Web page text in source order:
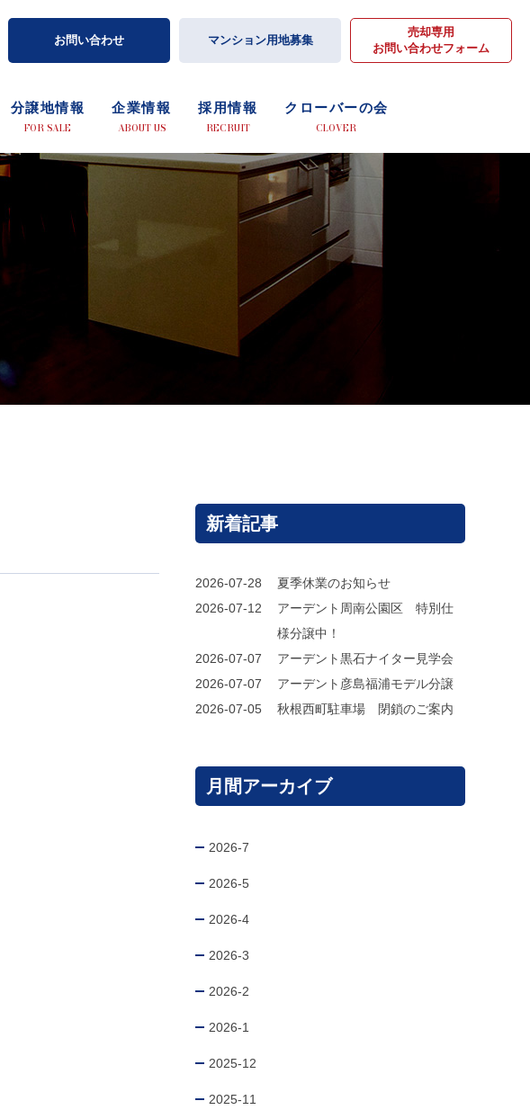
お問い合わせ マンション用地募集
売却専用
お問い合わせフォーム
分譲地情報
FOR SALE
企業情報
ABOUT US
採用情報
RECRUIT
クローバーの会
CLOVER
新着記事
2026-07-28
夏季休業のお知らせ
2026-07-12
アーデント周南公園区 特別仕
様分譲中！
2026-07-07
アーデント黒石ナイター見学会
2026-07-07
アーデント彦島福浦モデル分譲
2026-07-05
秋根西町駐車場 閉鎖のご案内
月間アーカイブ
2026-7
2026-5
2026-4
2026-3
2026-2
2026-1
2025-12
2025-11